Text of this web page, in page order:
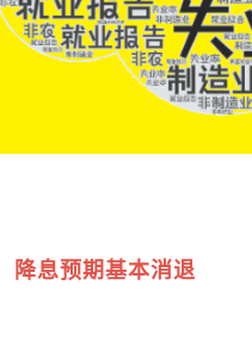
降息预期基本消退